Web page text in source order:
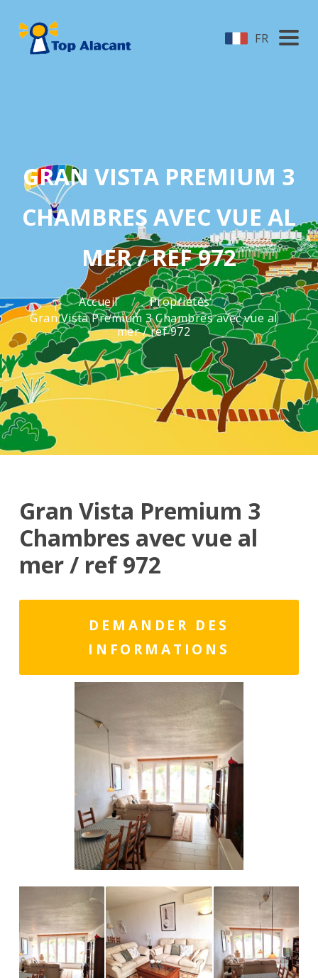
FR
GRAN VISTA PREMIUM 3
CHAMBRES AVEC VUE AL
MER / REF 972
Accueil
Propriétés
Gran Vista Premium 3 Chambres avec vue al
mer / ref 972
Gran Vista Premium 3
Chambres avec vue al
mer / ref 972
DEMANDER DES
INFORMATIONS